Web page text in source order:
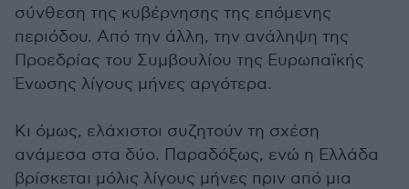
σύνθεση της κυβέρνησης της επόμενης
περιόδου. Από την άλλη, την ανάληψη της
Προεδρίας του Συμβουλίου της Ευρωπαϊκής
Ένωσης λίγους μήνες αργότερα.
Κι όμως, ελάχιστοι συζητούν τη σχέση
ανάμεσα στα δύο. Παραδόξως, ενώ η Ελλάδα
βρίσκεται μόλις λίγους μήνες πριν από μια